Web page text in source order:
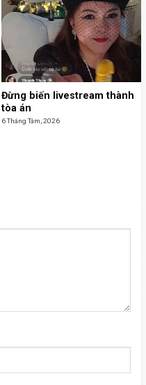
Đừng biến livestream thành
tòa án
6 Tháng Tám, 2026